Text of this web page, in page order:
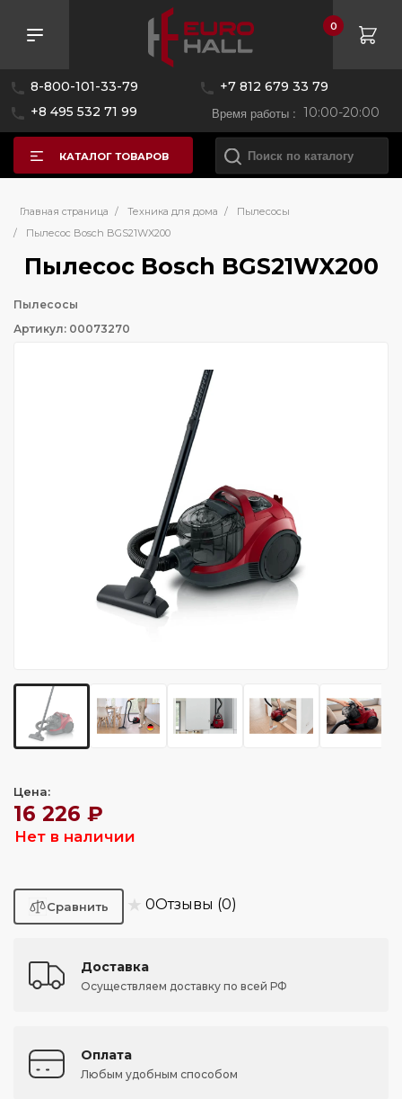
8-800-101-33-79
+7 812 679 33 79
+8 495 532 71 99
Время работы : 10:00-20:00
0
КАТАЛОГ ТОВАРОВ
Главная страница / Техника для дома /
Пылесосы
/
Пылесос Bosch BGS21WX200
Пылесос Bosch BGS21WX200
Пылесосы
Артикул: 00073270
Цена:
16 226 ₽
Нет в наличии
★ 0Отзывы (0)
Доставка
Осуществляем доставку по всей РФ
Оплата
Любым удобным способом